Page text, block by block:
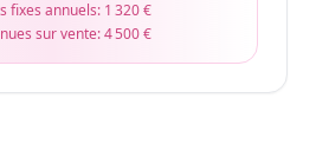
fixes annuels: 1 320 €
sur vente:4 500 €